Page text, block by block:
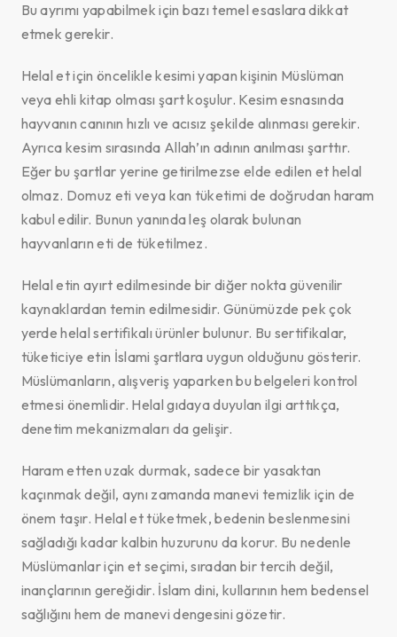
Bu ayrımı yapabilmek için bazı temel esaslara dikkat
etmek gerekir.
Helal et için öncelikle kesimi yapan kişinin Müslüman
veya ehli kitap olması şart koşulur. Kesim esnasında
hayvanın canının hızlı ve acısız şekilde alınması gerekir.
Ayrıca kesim sırasında Allah’ın adının anılması şarttır.
Eğer bu şartlar yerine getirilmezse elde edilen et helal
olmaz. Domuz eti veya kan tüketimi de doğrudan haram
kabul edilir. Bunun yanında leş olarak bulunan
hayvanların eti de tüketilmez.
Helal etin ayırt edilmesinde bir diğer nokta güvenilir
kaynaklardan temin edilmesidir. Günümüzde pek çok
yerde helal sertifikalı ürünler bulunur. Bu sertifikalar,
tüketiciye etin İslami şartlara uygun olduğunu gösterir.
Müslümanların, alışveriş yaparken bu belgeleri kontrol
etmesi önemlidir. Helal gıdaya duyulan ilgi arttıkça,
denetim mekanizmaları da gelişir.
Haram etten uzak durmak, sadece bir yasaktan
kaçınmak değil, aynı zamanda manevi temizlik için de
önem taşır. Helal et tüketmek, bedenin beslenmesini
sağladığı kadar kalbin huzurunu da korur. Bu nedenle
Müslümanlar için et seçimi, sıradan bir tercih değil,
inançlarının gereğidir. İslam dini, kullarının hem bedensel
sağlığını hem de manevi dengesini gözetir.